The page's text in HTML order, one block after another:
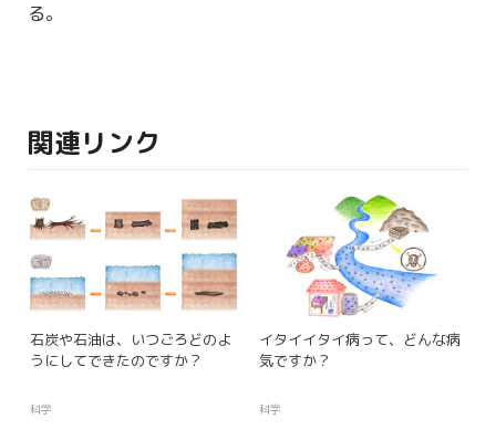
る。
関連リンク
石炭や石油は、いつごろどのよ
うにしてできたのですか？
科学
イタイイタイ病って、どんな病
気ですか？
科学